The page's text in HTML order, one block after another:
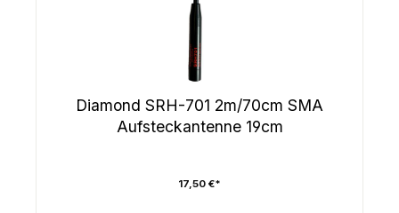
Diamond SRH-701 2m/70cm SMA
Aufsteckantenne 19cm
17,50 €*